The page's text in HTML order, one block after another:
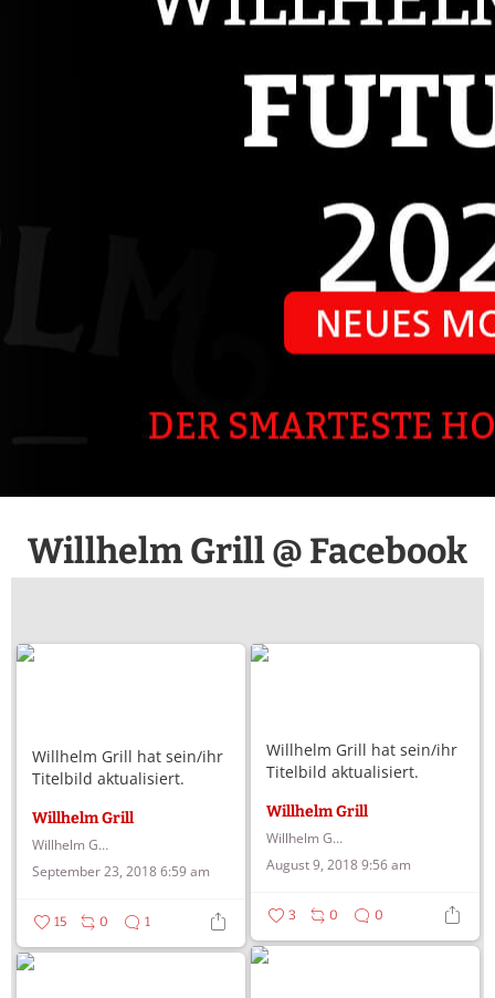
Willhelm Grill @ Facebook
Willhelm Grill hat sein/ihr
Titelbild aktualisiert.
Willhelm Grill
Willhelm Grill
September 23, 2018 6:59 am
15 0 1
Willhelm Grill hat sein/ihr
Titelbild aktualisiert.
Willhelm Grill
Willhelm Grill
August 9, 2018 9:56 am
3 0 0